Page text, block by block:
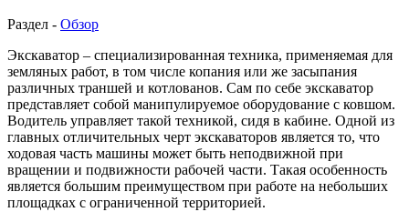
Раздел - Обзор
Экскаватор – специализированная техника, применяемая для
земляных работ, в том числе копания или же засыпания
различных траншей и котлованов. Сам по себе экскаватор
представляет собой манипулируемое оборудование с ковшом.
Водитель управляет такой техникой, сидя в кабине. Одной из
главных отличительных черт экскаваторов является то, что
ходовая часть машины может быть неподвижной при
вращении и подвижности рабочей части. Такая особенность
является большим преимуществом при работе на небольших
площадках с ограниченной территорией.